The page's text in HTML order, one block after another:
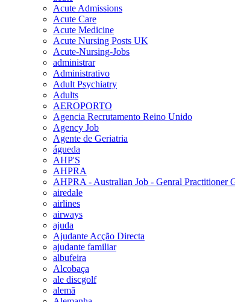
Acute Admissions
Acute Care
Acute Medicine
Acute Nursing Posts UK
Acute-Nursing-Jobs
administrar
Administrativo
Adult Psychiatry
Adults
AEROPORTO
Agencia Recrutamento Reino Unido
Agency Job
Agente de Geriatria
águeda
AHP'S
AHPRA
AHPRA - Australian Job - Genral Practitioner
airedale
airlines
airways
ajuda
Ajudante Acção Directa
ajudante familiar
albufeira
Alcobaça
ale discgolf
alemã